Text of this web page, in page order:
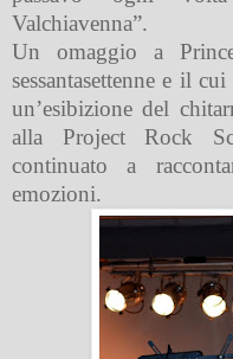
Valchiavenna”.
Un omaggio a
sessantasettenne e il
un’esibizione del
alla Project Rock
continuato a
emozioni.